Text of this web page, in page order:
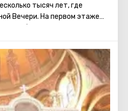
тысяч лет, где
Вечери. На первом этаже
гробница Царя Давида. Это
сильное государство,
столицей, установил
Перед смертью Давид
средства и все
строительства Первого
в христианстве, так и в